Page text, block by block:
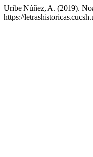
Uribe Núñez, A. (2019).
https://